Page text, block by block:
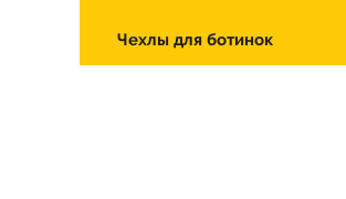
Чехлы для ботинок